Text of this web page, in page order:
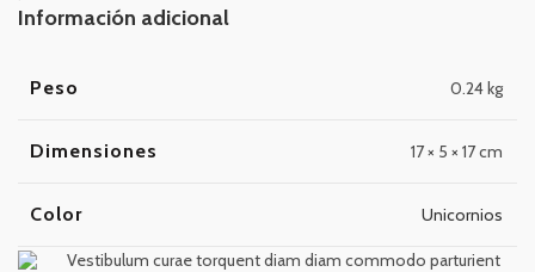
Información adicional
Peso 0.24 kg
Dimensiones 17 × 5 × 17 cm
Color Unicornios
Vestibulum curae torquent diam diam commodo parturient